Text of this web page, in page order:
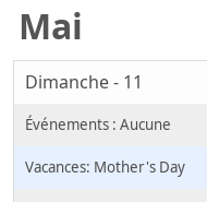
Mai
Dimanche - 11
Mother's Day